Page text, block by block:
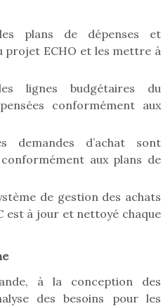
plans de dépenses et
projet ECHO et les mettre à
lignes budgétaires du
conformément aux
demandes d’achat sont
aux plans de
de gestion des achats
est à jour et nettoyé chaque
à la conception des
des besoins pour les